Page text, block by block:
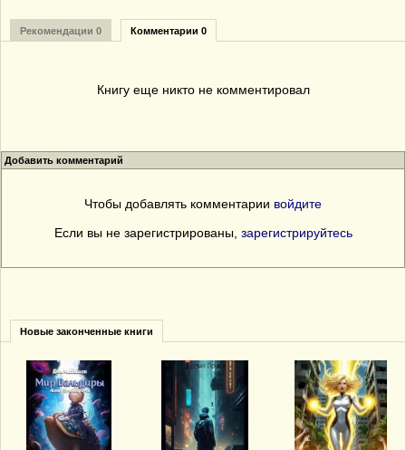
Рекомендации 0 Комментарии 0
Книгу еще никто не комментировал
Добавить комментарий
Чтобы добавлять комментарии войдите
Если вы не зарегистрированы, зарегистрируйтесь
Новые законченные книги